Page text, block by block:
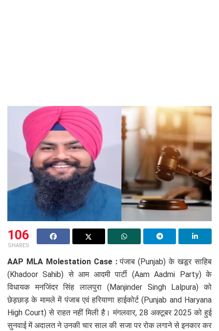
106
SHARES
AAP MLA Molestation Case :पंजाब (Punjab) के खडूर साहिब
(Khadoor Sahib) से आम आदमी पार्टी (Aam Aadmi Party) के
विधायक मनजिंदर सिंह लालपुरा (Manjinder Singh Lalpura) को
छेड़छाड़ के मामले में पंजाब एवं हरियाणा हाईकोर्ट (Punjab and Haryana
High Court) से राहत नहीं मिली है। मंगलवार, 28 अक्टूबर 2025 को हुई
सुनवाई में अदालत ने उनकी चार साल की सजा पर रोक लगाने से इनकार कर